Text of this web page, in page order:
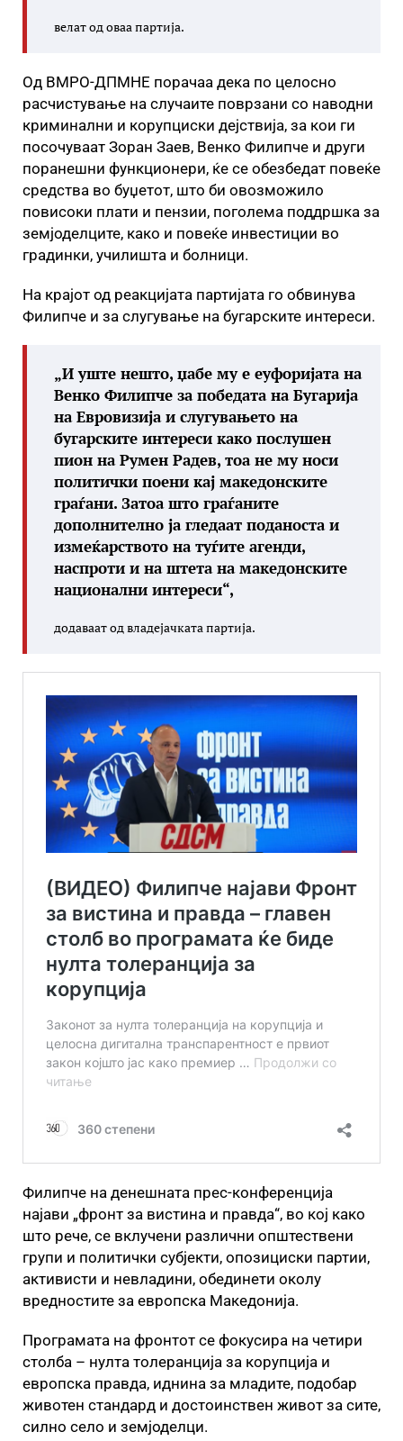
велат од оваа партија.
Од ВМРО-ДПМНЕ порачаа дека по целосно
расчистување на случаите поврзани со наводни
криминални и корупциски дејствија, за кои ги
посочуваат Зоран Заев, Венко Филипче и други
поранешни функционери, ќе се обезбедат повеќе
средства во буџетот, што би овозможило
повисоки плати и пензии, поголема поддршка за
земјоделците, како и повеќе инвестиции во
градинки, училишта и болници.
На крајот од реакцијата партијата го обвинува
Филипче и за слугување на бугарските интереси.
„И уште нешто, џабе му е еуфоријата на
Венко Филипче за победата на Бугарија
на Евровизија и слугувањето на
бугарските интереси како послушен
пион на Румен Радев, тоа не му носи
политички поени кај македонските
граѓани. Затоа што граѓаните
дополнително ја гледаат поданоста и
измеќарството на туѓите агенди,
наспроти и на штета на македонските
национални интереси“,
додаваат од владејачката партија.
Филипче на денешната прес-конференција
најави „фронт за вистина и правда“, во кој како
што рече, се вклучени различни општествени
групи и политички субјекти, опозициски партии,
активисти и невладини, обединети околу
вредностите за европска Македонија.
Програмата на фронтот се фокусира на четири
столба – нулта толеранција за корупција и
европска правда, иднина за младите, подобар
животен стандард и достоинствен живот за сите,
силно село и земјоделци.